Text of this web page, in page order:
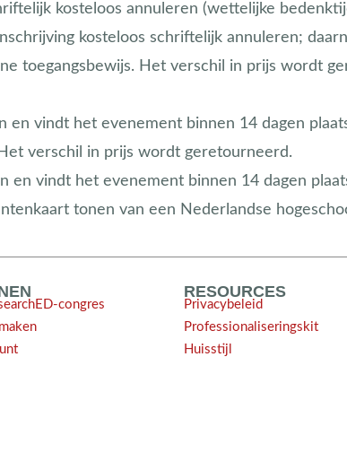
kosteloos annuleren (wettelijke
kosteloos schriftelijk annuleren;
toegangsbewijs. Het verschil in prijs wordt
en vindt het evenement binnen 14 dagen
verschil in prijs wordt geretourneerd.
en vindt het evenement binnen 14 dagen
tonen van een Nederlandse
congres
RESOURCES
Privacybeleid
Professionaliseringskit
Huisstijl